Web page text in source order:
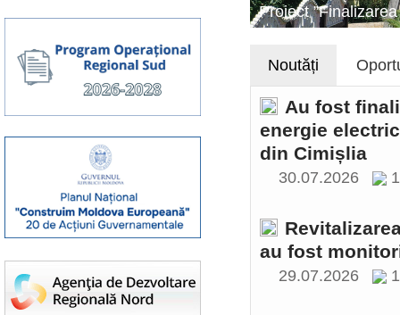
Proiect
Noutăți
Au fost
energie
din Cimișlia
30.07.2026
au fost
29.07.2026